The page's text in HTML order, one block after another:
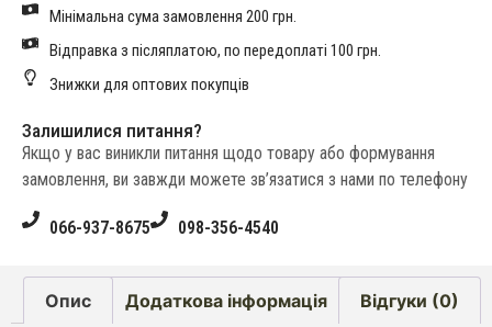
Мінімальна сума замовлення 200 грн.
Відправка з післяплатою, по передоплаті 100 грн.
Знижки для оптових покупців
Залишилися питання?
Якщо у вас виникли питання щодо товару або формування
замовлення, ви завжди можете зв’язатися з нами по телефону
066-937-8675 098-356-4540
Опис Додаткова інформація Відгуки (0)